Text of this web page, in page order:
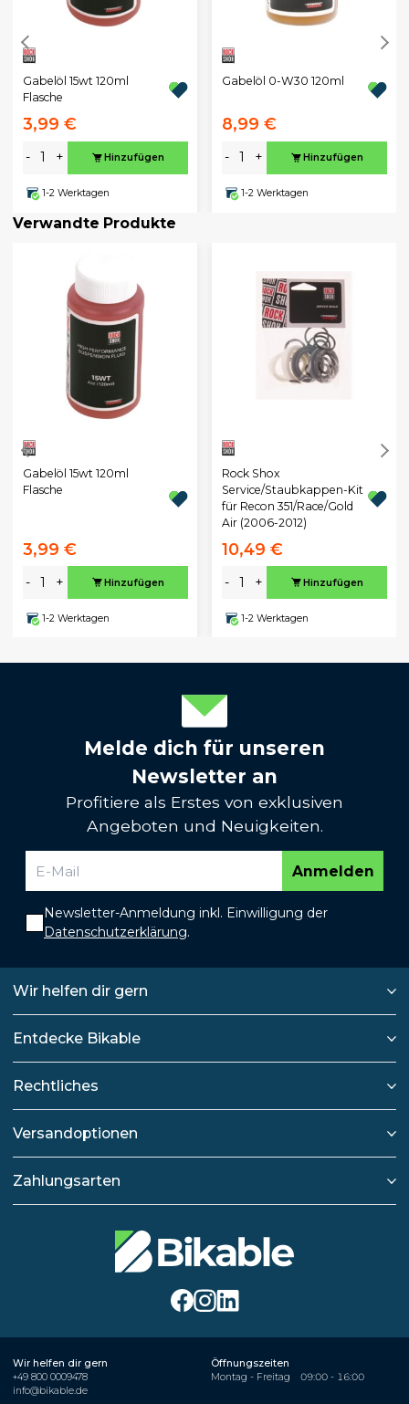
Gabelöl 15wt 120ml
Flasche
3,99 €
- + Hinzufügen
1-2 Werktagen
Gabelöl 0-W30 120ml
8,99 €
- + Hinzufügen
1-2 Werktagen
Verwandte Produkte
Gabelöl 15wt 120ml
Flasche
3,99 €
- + Hinzufügen
1-2 Werktagen
Rock Shox
Service/Staubkappen-Kit
für Recon 351/Race/Gold
Air (2006-2012)
10,49 €
- + Hinzufügen
1-2 Werktagen
Melde dich für unseren
Newsletter an
Profitiere als Erstes von exklusiven
Angeboten und Neuigkeiten.
Anmelden
Newsletter-Anmeldung inkl. Einwilligung der
Datenschutzerklärung.
Wir helfen dir gern
Entdecke Bikable
Rechtliches
Versandoptionen
Zahlungsarten
Wir helfen dir gern
+49 800 0009478
info@bikable.de
Öffnungszeiten
Montag - Freitag
09:00 - 16:00